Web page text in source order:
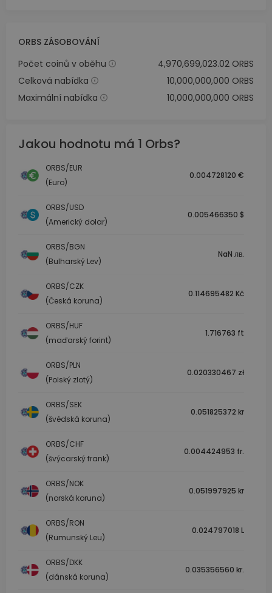
ORBS ZÁSOBOVÁNÍ
Počet coinů v oběhu
4,970,699,023.02 ORBS
Celková nabídka
10,000,000,000 ORBS
Maximální nabídka
10,000,000,000 ORBS
Jakou hodnotu má 1 Orbs?
ORBS/EUR
(Euro)
0.004728120 €
ORBS/USD
(Americký dolar)
0.005466350 $
ORBS/BGN
(Bulharský Lev)
NaN лв.
ORBS/CZK
(Česká koruna)
0.114695482 Kč
ORBS/HUF
(maďarský forint)
1.716763 ft
ORBS/PLN
(Polský zlotý)
0.020330467 zł
ORBS/SEK
(švédská koruna)
0.051825372 kr
ORBS/CHF
(švýcarský frank)
0.004424953 fr.
ORBS/NOK
(norská koruna)
0.051997925 kr
ORBS/RON
(Rumunský Leu)
0.024797018 L
ORBS/DKK
(dánská koruna)
0.035356560 kr.